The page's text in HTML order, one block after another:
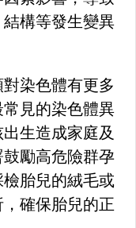
構等發生變異
染色體有更多
見的染色體異
生造成家庭及
勵高危險群孕
胎兒的絨毛或
確保胎兒的正